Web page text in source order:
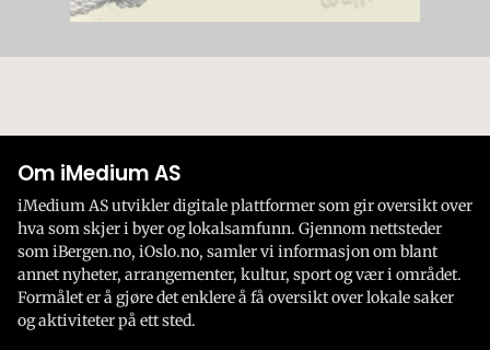
Om iMedium AS
iMedium AS utvikler digitale plattformer som gir oversikt over
hva som skjer i byer og lokalsamfunn. Gjennom nettsteder
som iBergen.no, iOslo.no, samler vi informasjon om blant
annet nyheter, arrangementer, kultur, sport og vær i området.
Formålet er å gjøre det enklere å få oversikt over lokale saker
og aktiviteter på ett sted.